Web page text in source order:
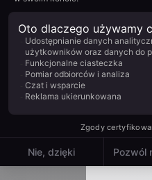
Stanowisko *